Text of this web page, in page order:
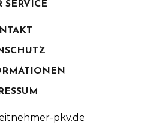
SERVICE
pkv.de